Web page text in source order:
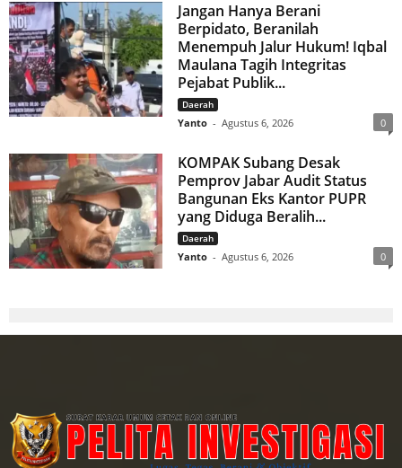
Jangan Hanya Berani
Berpidato, Beranilah
Menempuh Jalur Hukum! Iqbal
Maulana Tagih Integritas
Pejabat Publik...
Daerah
Yanto - Agustus 6, 2026 0
KOMPAK Subang Desak
Pemprov Jabar Audit Status
Bangunan Eks Kantor PUPR
yang Diduga Beralih...
Daerah
Yanto - Agustus 6, 2026 0